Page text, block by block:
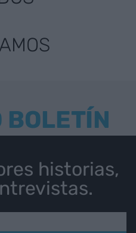
BOLETÍN
historias,